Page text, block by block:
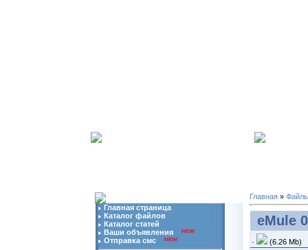
Главная страница
Каталог файлов
Каталог статей
Ваши объявления
Отправка смс
Главная »
eMule
·
(6.26 Mb)